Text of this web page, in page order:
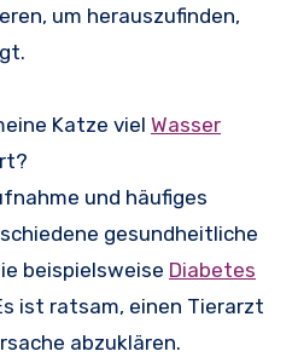
um herauszufinden,
Katze viel Wasser
und häufiges
gesundheitliche
beispielsweise Diabetes
ist ratsam, einen Tierarzt
abzuklären.